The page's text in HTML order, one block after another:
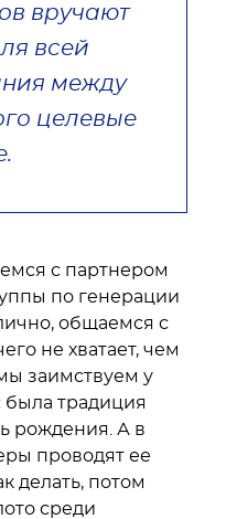
вручают
всей
между
целевые
с партнером
по генерации
общаемся с
не хватает, чем
заимствуем у
традиция
рождения. А в
проводят ее
делать, потом
среди